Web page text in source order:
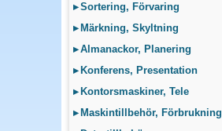
▸Sortering, Förvaring
▸ Märkning, Skyltning
▸Almanackor, Planering
▸ Konferens, Presentation
▸ Kontorsmaskiner, Tele
▸ Maskintillbehör, Förbrukning